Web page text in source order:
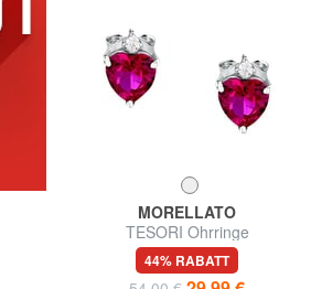
MORELLATO
TESORI Ohrringe
44% RABATT